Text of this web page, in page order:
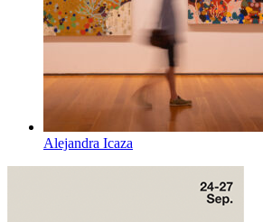
Alejandra Icaza